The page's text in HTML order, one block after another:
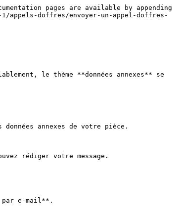
pages are available by appending
appels-doffres/envoyer-un-appel-doffres-
le thème **données annexes** se
annexes de votre pièce.
rédiger votre message.
par e-mail**.